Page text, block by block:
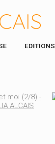
EDITIONS